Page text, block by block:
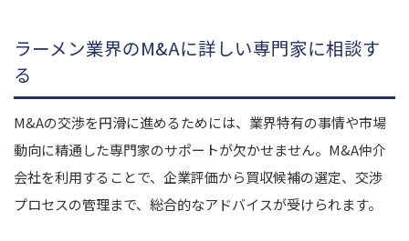
ラーメン業界のM&Aに詳しい専門家に相談す
る
M&Aの交渉を円滑に進めるためには、業界特有の事情や市場
動向に精通した専門家のサポートが欠かせません。M&A仲介
会社を利用することで、企業評価から買収候補の選定、交渉
プロセスの管理まで、総合的なアドバイスが受けられます。